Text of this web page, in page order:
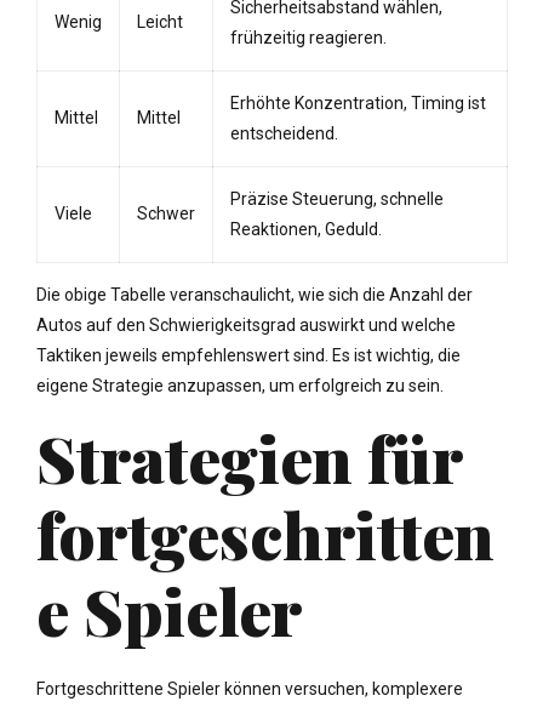
Wenig Leicht
Sicherheitsabstand wählen,
frühzeitig reagieren.
Mittel Mittel
Erhöhte Konzentration, Timing ist
entscheidend.
Viele Schwer
Präzise Steuerung, schnelle
Reaktionen, Geduld.
Die obige Tabelle veranschaulicht, wie sich die Anzahl der
Autos auf den Schwierigkeitsgrad auswirkt und welche
Taktiken jeweils empfehlenswert sind. Es ist wichtig, die
eigene Strategie anzupassen, um erfolgreich zu sein.
Strategien für
fortgeschritten
e Spieler
Fortgeschrittene Spieler können versuchen, komplexere